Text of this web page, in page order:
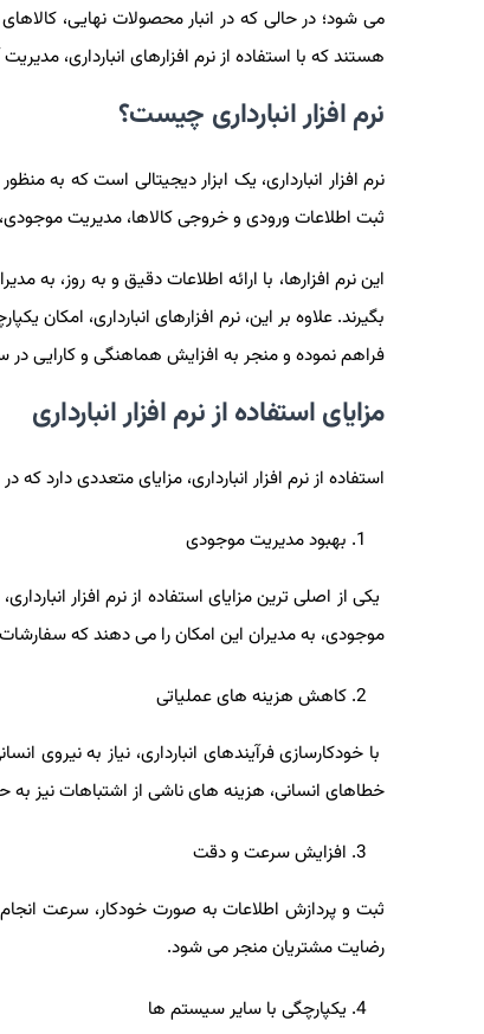
می‌ شود؛ در حالی که در انبار محصولات نهایی،
هستند که با استفاده از نرم‌ افزارهای انبارداری،
نرم ‌افزار انبارداری چیست؟
نرم ‌افزار انبارداری، یک ابزار دیجیتالی است که به‌
ثبت اطلاعات ورودی و خروجی کالاها، مدیریت
این نرم ‌افزارها، با ارائه اطلاعات دقیق و به ‌روز، به
بگیرند. علاوه بر این، نرم افزارهای انبارداری،
فراهم نموده و منجر به افزایش هماهنگی و کارایی
مزایای استفاده از نرم‌ افزار انبارداری
استفاده از نرم ‌افزار انبارداری، مزایای متعددی دارد
بهبود مدیریت موجودی
یکی از اصلی‌ ترین مزایای استفاده از نرم ‌افزار
موجودی، به مدیران این امکان را می‌ دهند که
کاهش هزینه‌ های عملیاتی
با خودکارسازی فرآیندهای انبارداری، نیاز به
خطاهای انسانی، هزینه ‌های ناشی از اشتباهات نیز
افزایش سرعت و دقت
ثبت و پردازش اطلاعات به‌ صورت خودکار، سرعت
رضایت مشتریان منجر می‌ شود.
یکپارچگی با سایر سیستم‌ ها